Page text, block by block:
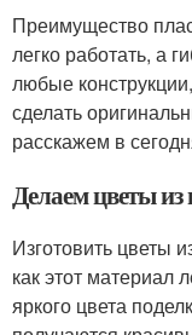
Преимущество
легко работать, а
любые
сделать
расскажем в
Делаем цветы
Изготовить цветы
как этот материал
яркого цвета